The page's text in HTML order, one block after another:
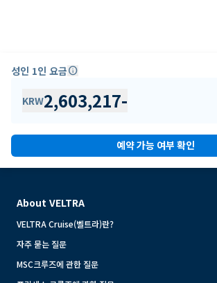
성인 1인 요금info
KRW2,603,217-
예약 가능 여부 확인
About VELTRA
VELTRA Cruise(벨트라)란?
자주 묻는 질문
MSC크루즈에 관한 질문